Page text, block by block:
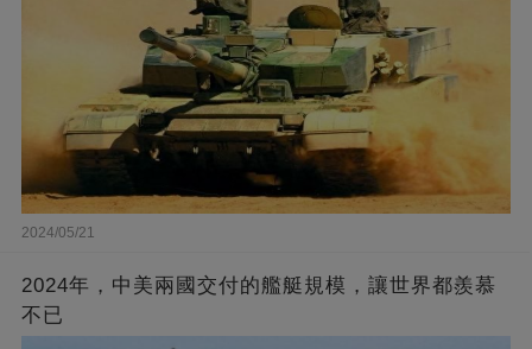
2024/05/21
2024年，中美兩國交付的艦艇規模，讓世界都羨慕
不已